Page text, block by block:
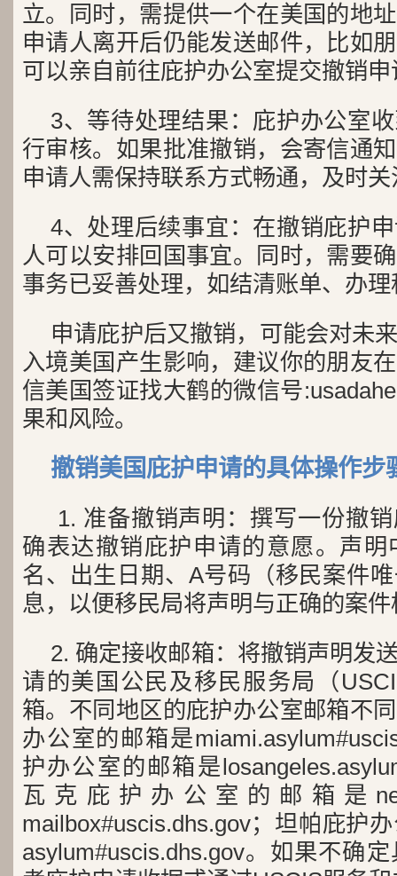
立。同时，需提供一个在美国的地
申请人离开后仍能发送邮件，比如
可以亲自前往庇护办公室提交撤销
3、等待处理结果：庇护办公室
行审核。如果批准撤销，会寄信通
申请人需保持联系方式畅通，及时
4、处理后续事宜：在撤销庇护
人可以安排回国事宜。同时，需要
事务已妥善处理，如结清账单、办
申请庇护后又撤销，可能会对未
入境美国产生影响，建议你的朋友
信美国签证找大鹤的微信号
果和风险。
撤销美国庇护申请的具体操作步
1. 准备撤销声明：撰写一份撤
确表达撤销庇护申请的意愿。声
名、出生日期、A号码（移民案件
息，以便移民局将声明与正确的案
2. 确定接收邮箱：将撤销声明发
请的美国公民及移民服务局（
箱。不同地区的庇护办公室邮箱不
办公室的邮箱是
护办公室的邮箱是
瓦克庇护办公室的邮箱是
mailbox#uscis.dhs.gov；坦帕庇护
asylum#uscis.dhs.gov。如果不确